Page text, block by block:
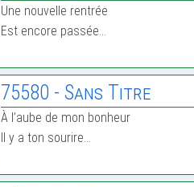
Une nouvelle rentrée
Est encore passée…
75580 - Sans Titre
À l’aube de mon bonheur
Il y a ton sourire…